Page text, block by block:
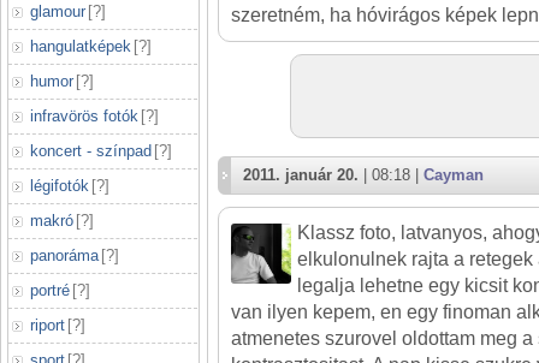
glamour [?]
hangulatképek [?]
humor [?]
infravörös fotók [?]
koncert - színpad [?]
légifotók [?]
makró [?]
panoráma [?]
portré [?]
riport [?]
szeretném, ha hóvirágos képek
2011. január 20. | 08:18 | Cayman
Klassz foto, latvanyos,
elkulonulnek rajta a retegek
legalja lehetne egy kicsit
van ilyen kepem, en egy finoman
atmenetes szurovel oldottam meg a